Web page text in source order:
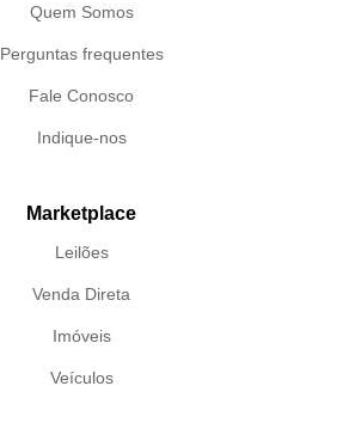
Quem Somos
Perguntas frequentes
Fale Conosco
Indique-nos
Marketplace
Leilões
Venda Direta
Imóveis
Veículos